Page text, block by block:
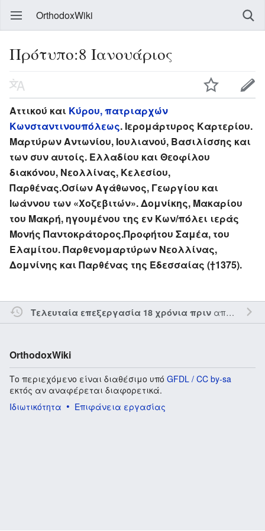
OrthodoxWiki
Πρότυπο:8 Ιανουάριος
Αττικού και Κύρου, πατριαρχών
Κωνσταντινουπόλεως. Ιερομάρτυρος Καρτερίου.
Μαρτύρων Αντωνίου, Ιουλιανού, Βασιλίσσης και
των συν αυτοίς. Ελλαδίου και Θεοφίλου
διακόνου, Νεολλίνας, Κελεσίου,
Παρθένας.Οσίων Αγάθωνος, Γεωργίου και
Ιωάννου των «Χοζεβιτών». Δομνίκης, Μακαρίου
του Μακρή, ηγουμένου της εν Κων/πόλει ιεράς
Μονής Παντοκράτορος.Προφήτου Σαμέα, του
Ελαμίτου. Παρθενομαρτύρων Νεολλίνας,
Δομνίνης και Παρθένας της Έδεσσαίας (†1375).
Τελευταία επεξεργασία 18 χρόνια πριναπό τον την
OrthodoxWiki
Το περιεχόμενο είναι διαθέσιμο υπό GFDL / CC by-sa
εκτός αν αναφέρεται διαφορετικά.
Ιδιωτικότητα
Επιφάνεια εργασίας